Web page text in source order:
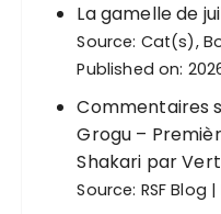
La gamelle de
Source: Cat(s),
Published on:
Commentaires
Grogu –
Shakari par Vert
Source: RSF Blog